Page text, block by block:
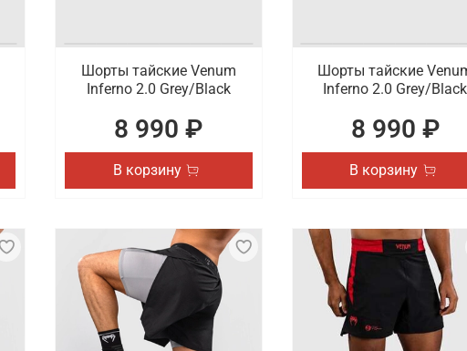
Шорты тайские Venum
Inferno 2.0 Grey/Black
8 990 ₽
В корзину
Шорты тайские
Inferno 2.0 Grey/Black
8 990 ₽
В корзину